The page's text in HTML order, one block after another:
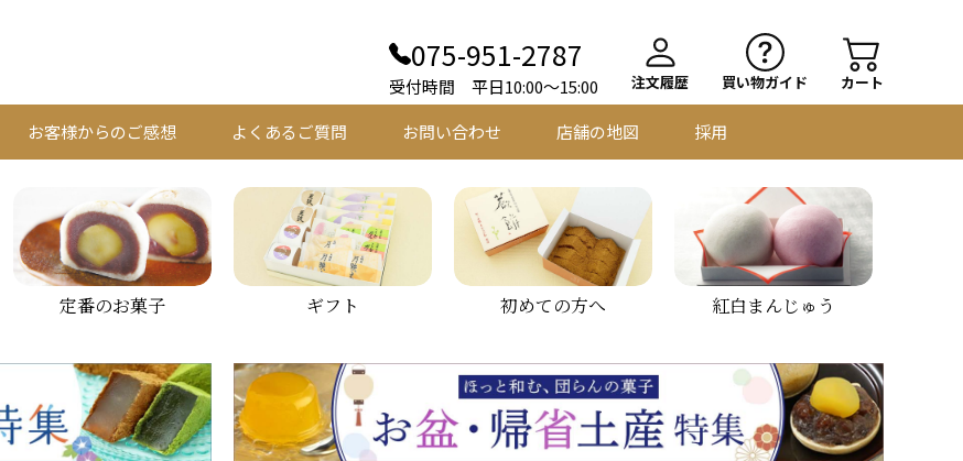
075-951-2787
受付時間 平日10:00～15:00 注文履歴 買い物ガイド カート
お客様からのご感想 よくあるご質問 お問い合わせ 店舗の地図 採用
定番のお菓子 ギフト 初めての方へ 紅白まんじゅう